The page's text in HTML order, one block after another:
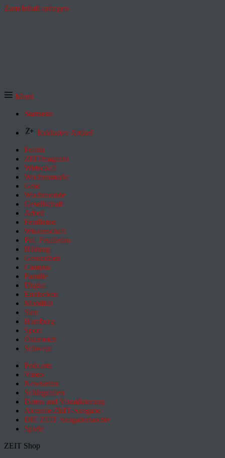
Zum Inhalt springen
Menü
Startseite
Exklusive Artikel
Politik
ZEITmagazin
Wirtschaft
Wochenmarkt
Geld
Wochenende
Gesellschaft
Arbeit
Feuilleton
Wissenschaft
Pol. Feuilleton
Bildung
Gesundheit
Campus
Familie
Digital
Entdecken
Mobilität
Sinn
Hamburg
Sport
Österreich
Schweiz
Podcasts
Video
Newsletter
Schlagzeilen
Daten und Visualisierung
Aktuelle ZEIT-Ausgabe
DIE ZEIT Ausgabenarchiv
Spiele
ZEIT Shop